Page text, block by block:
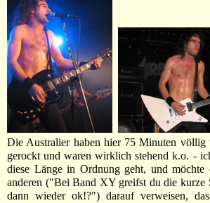
Die Australier haben hier 75 Minuten
gerockt und waren wirklich stehend k.o. -
diese Länge in Ordnung geht, und möchte
anderen ("Bei Band XY greifst du die
dann wieder ok!?") darauf verweisen,